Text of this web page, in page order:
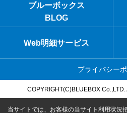
ブルーボックス
BLOG
Web明細サービス
プライバシー
COPYRIGHT(C)BLUEBOX
当サイトでは、お客様の当サイト利用状況